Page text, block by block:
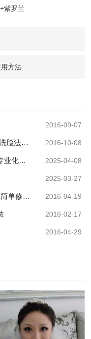
紫罗兰
方法
2016-09-07
温、冷交替进行洗脸“美容院级”DIY洗脸法步骤 2016-10-08
平顶山舞台团体妆团购，新娘跟妆专业化妆师约妆进行中... 2025-04-08
2025-03-27
平顶山新娘跟妆教大家简单8点让你简单修出立体感眉型 2016-04-19
2016-02-17
2016-04-29